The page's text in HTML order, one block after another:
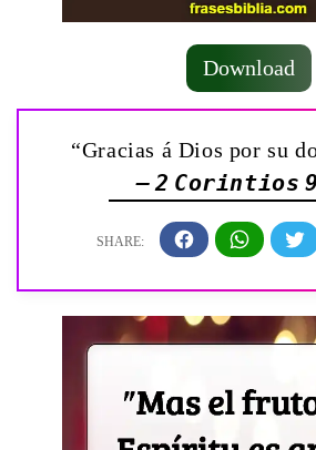
Download
“Gracias á Dios por su
— 2 Corintios